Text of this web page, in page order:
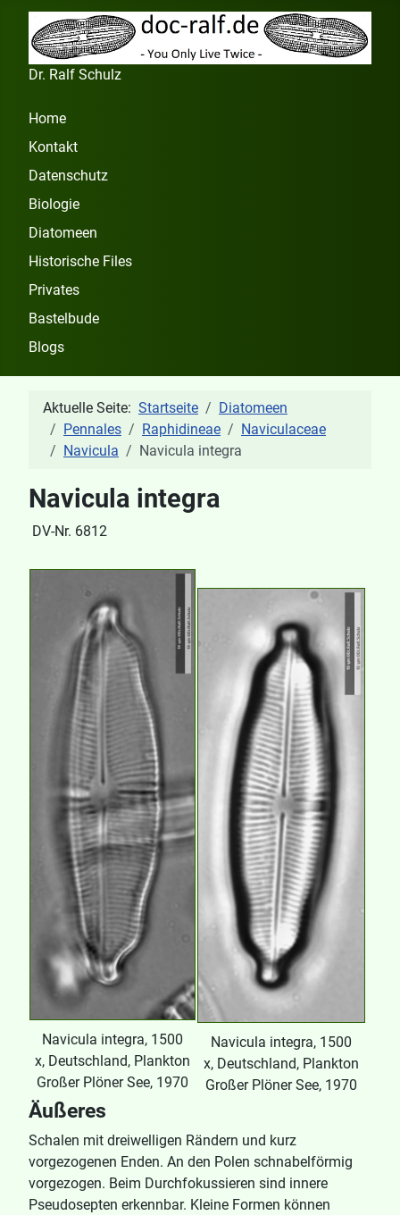
Dr. Ralf Schulz
Home
Kontakt
Datenschutz
Biologie
Diatomeen
Historische Files
Privates
Bastelbude
Blogs
Aktuelle Seite: Startseite
Diatomeen
Pennales
Raphidineae
Naviculaceae
Navicula
Navicula integra
Navicula integra
DV-Nr. 6812
Navicula integra, 1500
x, Deutschland, Plankton
Großer Plöner See, 1970
Navicula integra, 1500
x, Deutschland, Plankton
Großer Plöner See, 1970
Äußeres
Schalen mit dreiwelligen Rändern und kurz
vorgezogenen Enden. An den Polen schnabelförmig
vorgezogen. Beim Durchfokussieren sind innere
Pseudosepten erkennbar. Kleine Formen können